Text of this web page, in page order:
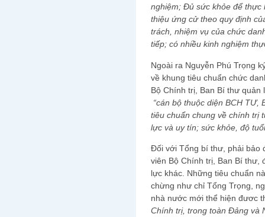
nghiệm; Đủ sức khỏe để thực
thiệu ứng cử theo quy định
trách, nhiệm vụ của chức
tiếp; có nhiều kinh nghiệm
Ngoài ra Nguyễn Phú Trọng
về khung tiêu chuẩn chức
Bộ Chính trị, Ban Bí thư quản
“cán bộ thuộc diện BCH TƯ,
tiêu chuẩn chung về chính trị
lực và uy tín; sức khỏe, độ
Đối với Tổng bí thư, phải bảo
viên Bộ Chính trị, Ban Bí thư,
lực khác. Những tiêu chuẩn
chừng như chỉ Tổng Trọng,
nhà nước mới thể hiện đươc
Chính trị, trong toàn Đảng và